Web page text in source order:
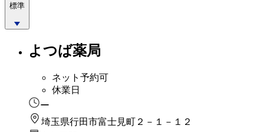
標準
よつば薬局
ネット予約可
休業日
ー
埼玉県行田市富士見町２－１－１２